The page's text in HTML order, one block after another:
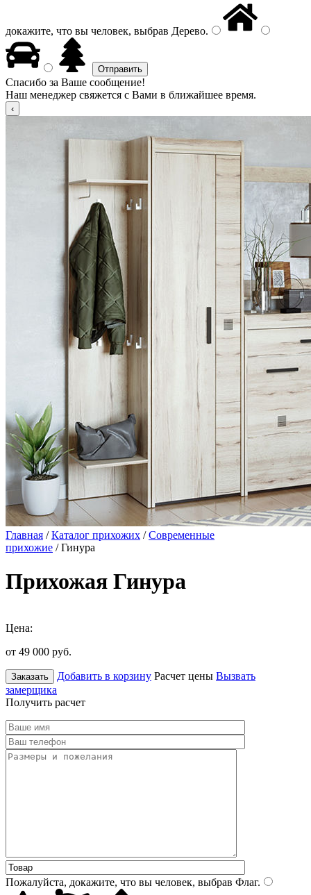
докажите, что вы человек, выбрав Дерево.
Спасибо за Ваше сообщение!
Наш менеджер свяжется с Вами в ближайшее время.
Главная /Каталог прихожих /Современные
прихожие / Гинура
Прихожая Гинура
Цена:
от 49 000 руб.
Заказать Добавить в корзину Расчет цены Вызвать
замерщика
Получить расчет
Пожалуйста, докажите, что вы человек, выбрав Флаг.